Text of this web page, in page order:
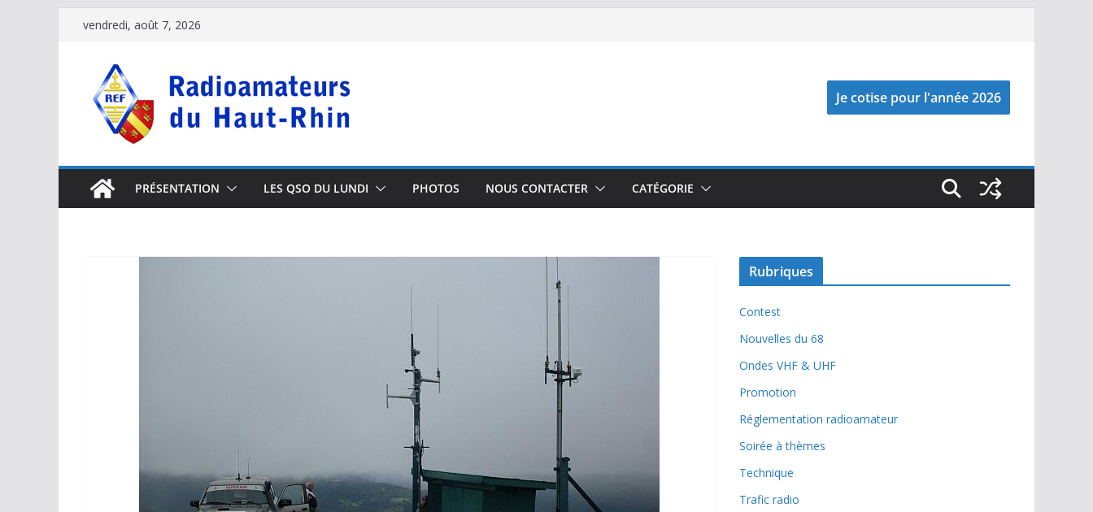
Passervendredi, août 7, 2026
PRÉSENTATION LES QSO DU LUNDI PHOTOS NOUS CONTACTER CATÉGORIE
Rubriques
Contest
Nouvelles du 68
Ondes VHF & UHF
Promotion
Réglementation radioamateur
Soirée à thèmes
Technique
Trafic radio